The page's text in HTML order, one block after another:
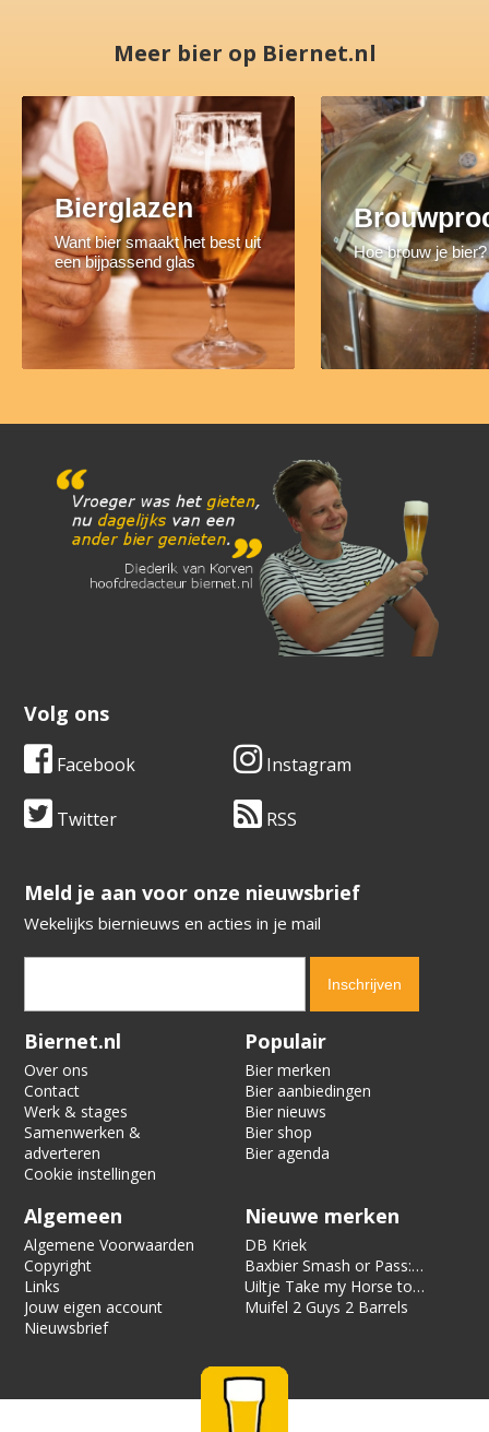
Meer bier op Biernet.nl
Bierglazen
Want bier smaakt het best uit
een bijpassend glas
Hoe brouw je bier?
Volg ons
Facebook Instagram
Twitter RSS
​​​​​​​Meld je aan voor onze nieuwsbrief
Wekelijks biernieuws en acties in je mail
Verification code:
Biernet.nl
Over ons
Contact
Werk & stages
Samenwerken &
adverteren
Cookie instellingen
Populair
Bier merken
Bier aanbiedingen
Bier nieuws
Bier shop
Bier agenda
Algemeen
Algemene Voorwaarden
Copyright
Links
Jouw eigen account
Nieuwsbrief
Nieuwe merken
DB Kriek
Baxbier Smash or Pass:
Strata
Uiltje Take my Horse to
the Hotel Room
Muifel 2 Guys 2 Barrels